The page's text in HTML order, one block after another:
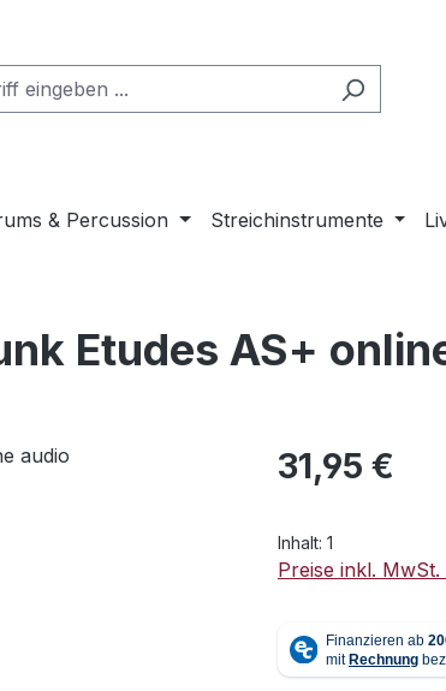
& Percussion Streichinstrumente
Etudes AS+
Regulärer Preis:
31,95 €
Inhalt: 1
Preise inkl.